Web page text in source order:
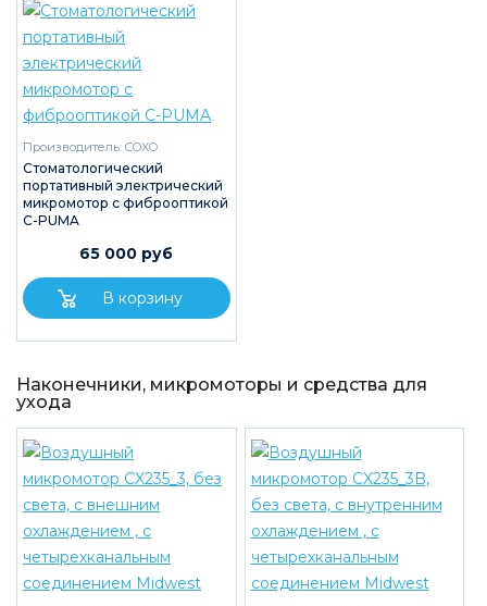
Производитель: COXO
Стоматологический
портативный электрический
микромотор с фиброоптикой
C-PUMA
65 000 руб
Наконечники, микромоторы и средства для
ухода